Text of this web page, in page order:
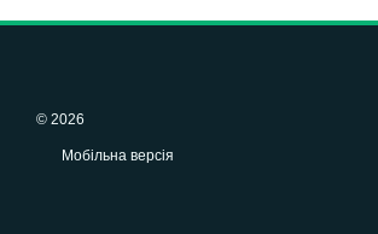
© 2026
Мобільна версія